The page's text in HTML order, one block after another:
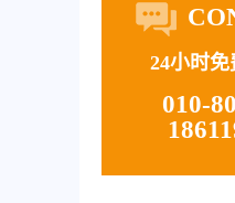
24小时
010-